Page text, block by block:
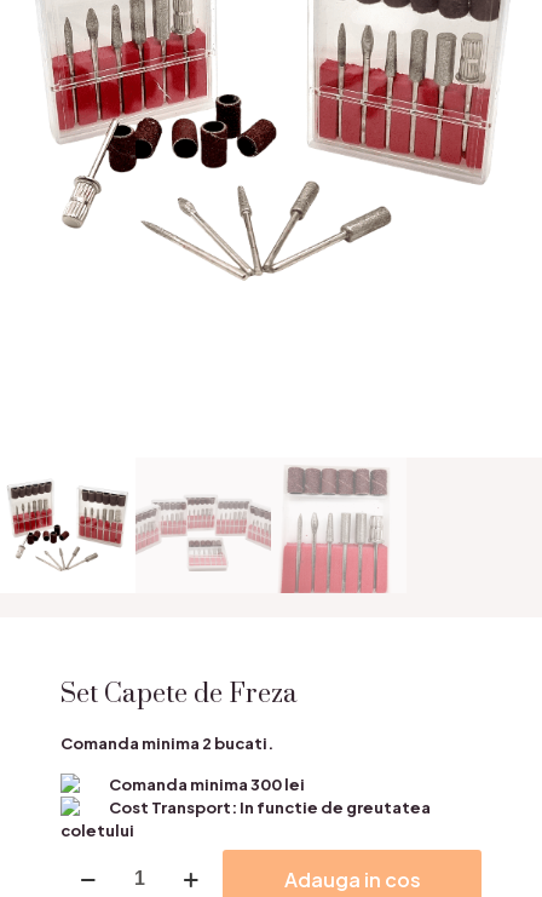
Set Capete de Freza
Comanda minima 2 bucati.
Comanda minima 300 lei
Cost Transport: In functie de greutatea
coletului
Set
Adauga in cos